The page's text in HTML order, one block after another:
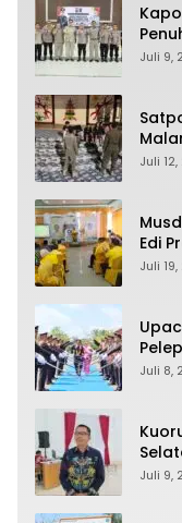
Juli 9,
soal
Juli
Edi
Juli
Juli 8,
Juli 9,